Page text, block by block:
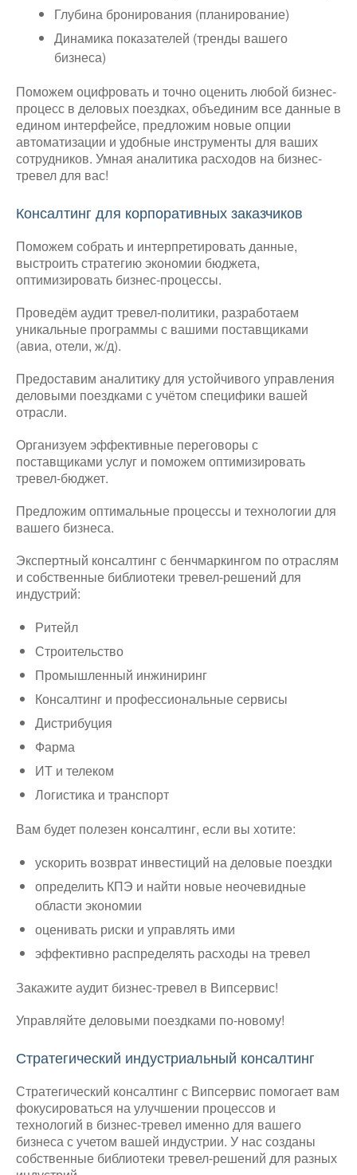
Глубина бронирования (планирование)
Динамика показателей (тренды вашего
бизнеса)
Поможем оцифровать и точно оценить любой бизнес-
процесс в деловых поездках, объединим все данные в
едином интерфейсе, предложим новые опции
автоматизации и удобные инструменты для ваших
сотрудников. Умная аналитика расходов на бизнес-
тревел для вас!
Консалтинг для корпоративных заказчиков
Поможем собрать и интерпретировать данные,
выстроить стратегию экономии бюджета,
оптимизировать бизнес-процессы.
Проведём аудит тревел-политики, разработаем
уникальные программы с вашими поставщиками
(авиа, отели, ж/д).
Предоставим аналитику для устойчивого управления
деловыми поездками с учётом специфики вашей
отрасли.
Организуем эффективные переговоры с
поставщиками услуг и поможем оптимизировать
тревел-бюджет.
Предложим оптимальные процессы и технологии для
вашего бизнеса.
Экспертный консалтинг с бенчмаркингом по отраслям
и собственные библиотеки тревел-решений для
индустрий:
Ритейл
Строительство
Промышленный инжиниринг
Консалтинг и профессиональные сервисы
Дистрибуция
Фарма
ИТ и телеком
Логистика и транспорт
Вам будет полезен консалтинг, если вы хотите:
ускорить возврат инвестиций на деловые поездки
определить КПЭ и найти новые неочевидные
области экономии
оценивать риски и управлять ими
эффективно распределять расходы на тревел
Закажите аудит бизнес-тревел в Випсервис!
Управляйте деловыми поездками по-новому!
Стратегический индустриальный консалтинг
Стратегический консалтинг с Випсервис помогает вам
фокусироваться на улучшении процессов и
технологий в бизнес-тревел именно для вашего
бизнеса с учетом вашей индустрии. У нас созданы
собственные библиотеки тревел-решений для разных